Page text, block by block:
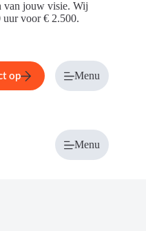
van jouw visie. Wij
uur voor € 2.500.
Service Over ons
op Menu
Menu